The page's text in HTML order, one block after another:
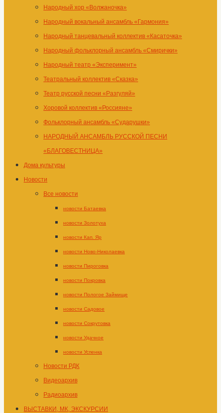
Народный хор «Волжаночка»
Народный вокальный ансамбль «Гармония»
Народный танцевальный коллектив «Касаточка»
Народный фольклорный ансамбль «Смирички»
Народный театр «Эксперимент»
Театральный коллектив «Сказка»
Театр русской песни «Разгуляй»
Хоровой коллектив «Россияне»
Фольклорный ансамбль «Сударушки»
НАРОДНЫЙ АНСАМБЛЬ РУССКОЙ ПЕСНИ
«БЛАГОВЕСТНИЦА»
Дома культуры
Новости
Все новости
новости Батаевка
новости Золотуха
новости Кап. Яр
новости Ново-Николаевка
новости Пироговка
новости Покровка
новости Пологое Займище
новости Садовое
новости Сокрутовка
новости Удачное
новости Успенка
Новости РДК
Видеоархив
Радиоархив
ВЫСТАВКИ, МК, ЭКСКУРСИИ